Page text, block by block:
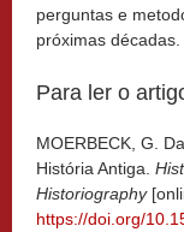
perguntas e
próximas décadas.
Para ler o
MOERBECK, G.
História Antiga.
Historiography
https://doi.org/